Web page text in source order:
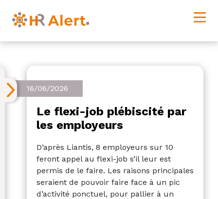
16/06/2026
Le flexi-job plébiscité par
les employeurs
D’après Liantis, 8 employeurs sur 10
feront appel au flexi-job s’il leur est
permis de le faire. Les raisons principales
seraient de pouvoir faire face à un pic
d’activité ponctuel, pour pallier à un